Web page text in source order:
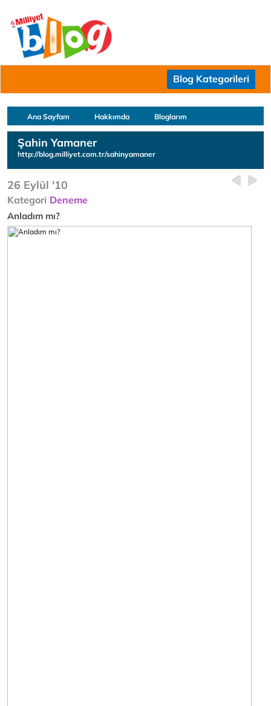
Blog Kategorileri
Ana Sayfam Hakkımda Bloglarım
Şahin Yamaner
http://blog.milliyet.com.tr/sahinyamaner
26 Eylül '10
Kategori Deneme
Anladım mı?